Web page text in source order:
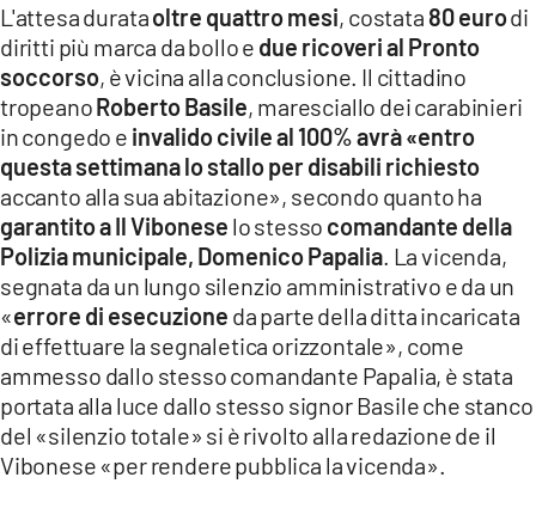
LACTV.IT
LACONAIR.IT
LACITYMAG.IT
ILREGGINO.IT
COSENZACHANNEL.IT
ILVIBONESE.IT
CATANZAROCHANNEL.IT
LACAPITALENEWS.IT
App
L'attesa durataoltre quattro mesi, costata 80 eurodi
diritti più marca da bollo e due ricoveri al Pronto
soccorso, è vicina alla conclusione. Il cittadino
tropeanoRoberto Basile, maresciallo dei carabinieri
in congedo e invalido civile al 100%avrà «entro
questa settimana lo stallo per disabili richiesto
accanto alla sua abitazione», secondo quanto ha
garantito a Il Vibonese lo stesso comandante della
Polizia municipale, Domenico Papalia . La vicenda,
segnata da un lungo silenzio amministrativo e da un
«errore di esecuzione da parte della ditta incaricata
di effettuare la segnaletica orizzontale», come
ammesso dallo stesso comandante Papalia, è stata
portata alla luce dallo stesso signor Basile che stanco
del «silenzio totale» si è rivolto alla redazione de il
Vibonese «per rendere pubblica la vicenda».